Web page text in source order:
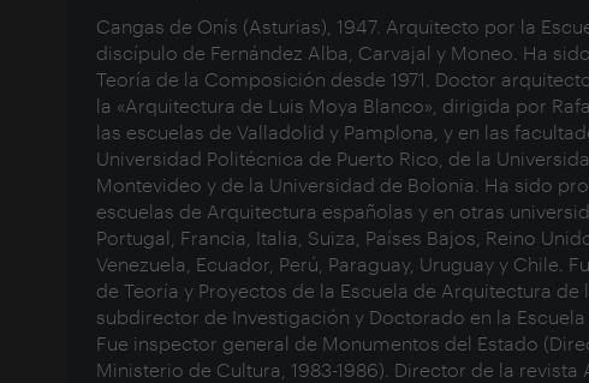
Cangas de Onís (Asturias), 1947. Arquitecto por la
discípulo de Fernández Alba, Carvajal y Moneo. Ha
Teoría de la Composición desde 1971. Doctor
la «Arquitectura de Luis Moya Blanco», dirigida por
las escuelas de Valladolid y Pamplona, y en las
Universidad Politécnica de Puerto Rico, de la
Montevideo y de la Universidad de Bolonia. Ha sido
escuelas de Arquitectura españolas y en otras
Portugal, Francia, Italia, Suiza, Países Bajos, Reino
Venezuela, Ecuador, Perú, Paraguay, Uruguay y Chile.
de Teoría y Proyectos de la Escuela de Arquitectura
subdirector de Investigación y Doctorado en la
Fue inspector general de Monumentos del Estado
Ministerio de Cultura, 1983-1986). Director de la